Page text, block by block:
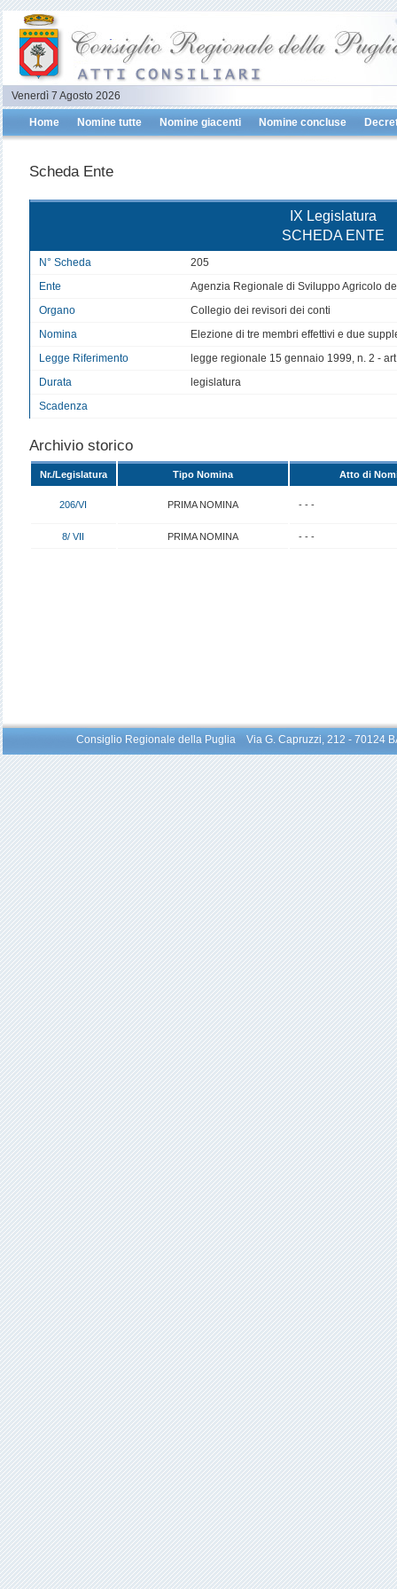
Venerdì 7 Agosto 2026
Home Nomine tutte Nomine giacenti Nomine concluse
Scheda Ente
IX Legislatura
SCHEDA ENTE
N° Scheda
205
Ente
Agenzia Regionale di Sviluppo Agricolo
Organo
Collegio dei revisori dei conti
Nomina
Elezione di tre membri effettivi e due
Legge Riferimento
legge regionale 15 gennaio 1999, n. 2 -
Durata
legislatura
Scadenza
Archivio storico
Nr./Legislatura Tipo Nomina Atto di
206/VI PRIMA NOMINA - - -
8/ VII PRIMA NOMINA - - -
Consiglio Regionale della Puglia Via G. Capruzzi, 212 -